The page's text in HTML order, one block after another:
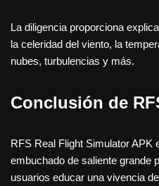
La diligencia proporciona
la celeridad del viento, la
nubes, turbulencias y más.
Conclusión de
RFS Real Flight Simulator APK
embuchado de saliente grande
usuarios educar una vivencia